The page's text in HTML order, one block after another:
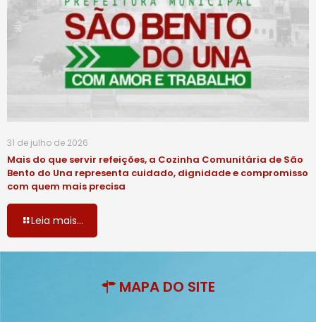
31 de julho de 2026
Mais do que servir refeições, a Cozinha Comunitária de São
Bento do Una representa cuidado, dignidade e compromisso
com quem mais precisa
Leia mais...
MAPA DO SITE